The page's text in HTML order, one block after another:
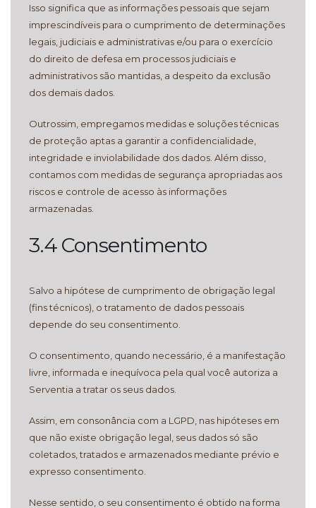
Isso significa que as informações pessoais que sejam
imprescindíveis para o cumprimento de determinações
legais, judiciais e administrativas e/ou para o exercício
do direito de defesa em processos judiciais e
administrativos são mantidas, a despeito da exclusão
dos demais dados.
Outrossim, empregamos medidas e soluções técnicas
de proteção aptas a garantir a confidencialidade,
integridade e inviolabilidade dos dados. Além disso,
contamos com medidas de segurança apropriadas aos
riscos e controle de acesso às informações
armazenadas.
3.4 Consentimento
Salvo a hipótese de cumprimento de obrigação legal
(fins técnicos), o tratamento de dados pessoais
depende do seu consentimento.
O consentimento, quando necessário, é a manifestação
livre, informada e inequívoca pela qual você autoriza a
Serventia a tratar os seus dados.
Assim, em consonância com a LGPD, nas hipóteses em
que não existe obrigação legal, seus dados só são
coletados, tratados e armazenados mediante prévio e
expresso consentimento.
Nesse sentido, o seu consentimento é obtido na forma